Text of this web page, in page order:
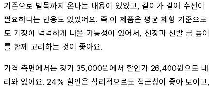
기준으로 발목까지 온다는 내용이 있었고, 길이가 길어 수선이
필요하다는 반응도 있었어요. 즉 이 제품은 평균 체형 기준으로
도 기장이 넉넉하게 나올 가능성이 있어서, 신장과 신발 굽 높이
를 함께 고려하는 것이 좋아요.
가격 측면에서는 정가 35,000원에서 할인가 26,400원으로 내
려와 있어요. 24% 할인은 심리적으로도 접근성이 좋아 보이고,